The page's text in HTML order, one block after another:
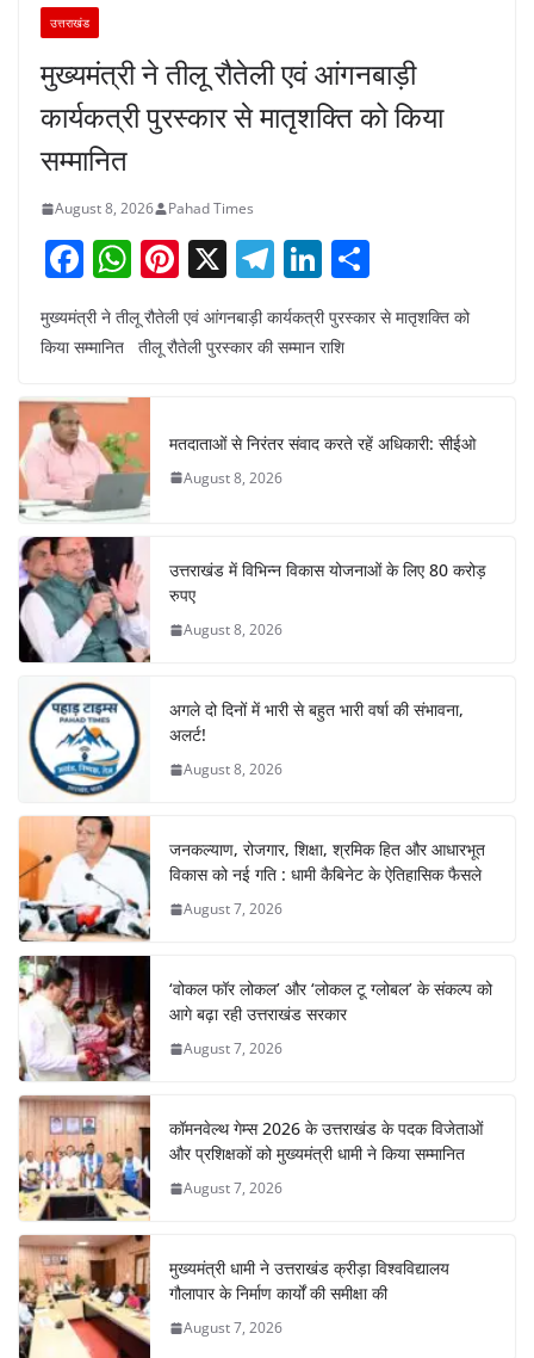
उत्तराखंड
मुख्यमंत्री ने तीलू रौतेली एवं आंगनबाड़ी
कार्यकत्री पुरस्कार से मातृशक्ति को किया
सम्मानित
August 8, 2026 Pahad Times
F
a
c
b
o
o
k
W
h
at
A
p
p
Pi
nt
er
X T
el
e
m
Li
n
k
n
h
ar
मुख्यमंत्री ने तीलू रौतेली एवं आंगनबाड़ी कार्यकत्री पुरस्कार से मातृशक्ति को
किया सम्मानित तीलू रौतेली पुरस्कार की सम्मान राशि
मतदाताओं से निरंतर संवाद करते रहें अधिकारी: सीईओ
August 8, 2026
उत्तराखंड में विभिन्न विकास योजनाओं के लिए 80 करोड़
रुपए
August 8, 2026
अगले दो दिनों में भारी से बहुत भारी वर्षा की संभावना,
अलर्ट!
August 8, 2026
जनकल्याण, रोजगार, शिक्षा, श्रमिक हित और आधारभूत
विकास को नई गति : धामी कैबिनेट के ऐतिहासिक फैसले
August 7, 2026
‘वोकल फॉर लोकल’ और ‘लोकल टू ग्लोबल’ के संकल्प को
आगे बढ़ा रही उत्तराखंड सरकार
August 7, 2026
कॉमनवेल्थ गेम्स 2026 के उत्तराखंड के पदक विजेताओं
और प्रशिक्षकों को मुख्यमंत्री धामी ने किया सम्मानित
August 7, 2026
मुख्यमंत्री धामी ने उत्तराखंड क्रीड़ा विश्वविद्यालय
गौलापार के निर्माण कार्यों की समीक्षा की
August 7, 2026